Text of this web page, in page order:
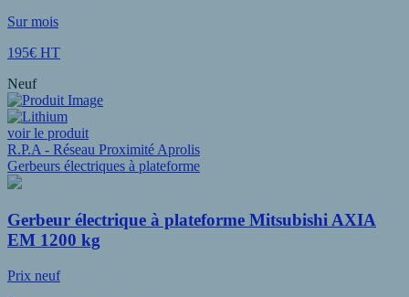
Sur mois
195€ HT
Neuf
voir le produit
R.P.A - Réseau Proximité Aprolis
Gerbeurs électriques à plateforme
Gerbeur électrique à plateforme Mitsubishi AXIA
EM 1200 kg
Prix neuf